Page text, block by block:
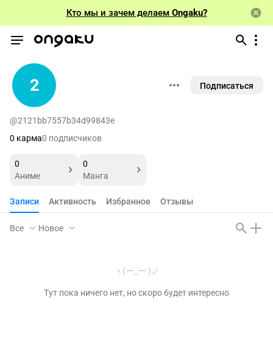
Кто мы и зачем делаем Ongaku?
2 Подписаться
@2121bb7557b34d99843e
0 карма0 подписчиков
0
Аниме
0
Манга
Записи Активность Избранное Отзывы
Все Новое
ヽ(ー_ー )ノ
Тут пока ничего нет, но скоро будет интересно